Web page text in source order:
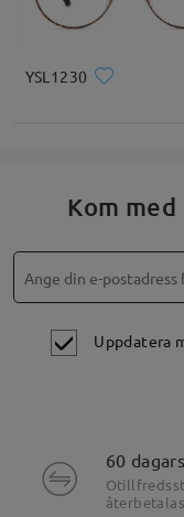
YSL1230
Kom
Uppdatera
60